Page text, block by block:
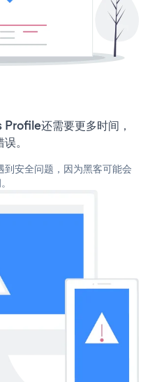
还需要更多时间，
。
安全问题，因为黑客可能会